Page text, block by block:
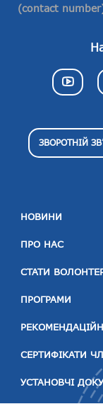
(contact
НОВИНИ
ПРО НАС
СТАТИ
ПРОГРАМИ
СЕРТИФІКАТИ
УСТАНОВЧІ
ЗВОРОТНІЙ